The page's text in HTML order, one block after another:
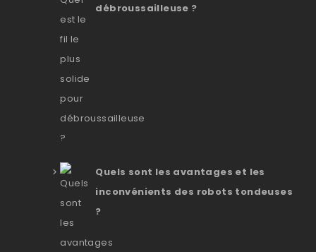
débroussailleuse ?
Quels sont les avantages et les
inconvénients des robots tondeuses
?